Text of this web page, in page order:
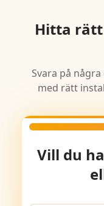
Hitta
Svara på
med rätt
Vill du